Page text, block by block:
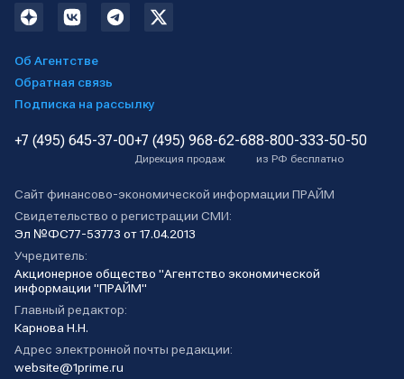
Об Агентстве
Обратная связь
Подписка на рассылку
+7 (495) 645-37-00+7 (495) 968-62-68
Дирекция продаж
8-800-333-50-50
из РФ бесплатно
Сайт финансово-экономической информации ПРАЙМ
Свидетельство о регистрации СМИ:
Эл №ФС77-53773 от 17.04.2013
Учредитель:
Акционерное общество "Агентство экономической
информации "ПРАЙМ"
Главный редактор:
Карнова Н.Н.
Адрес электронной почты редакции:
website@1prime.ru